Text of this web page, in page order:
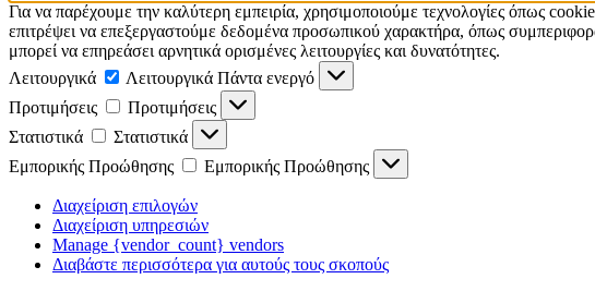
Για να παρέχουμε την καλύτερη εμπειρία, χρησιμοποιούμε τεχνολογίες όπως
επιτρέψει να επεξεργαστούμε δεδομένα προσωπικού χαρακτήρα, όπως
μπορεί να επηρεάσει αρνητικά ορισμένες λειτουργίες και δυνατότητες.
Λειτουργικά
Λειτουργικά Πάντα ενεργό
Προτιμήσεις
Προτιμήσεις
Στατιστικά
Στατιστικά
Εμπορικής Προώθησης
Εμπορικής Προώθησης
Διαχείριση επιλογών
Διαχείριση υπηρεσιών
Manage {vendor_count} vendors
Διαβάστε περισσότερα για αυτούς τους σκοπούς